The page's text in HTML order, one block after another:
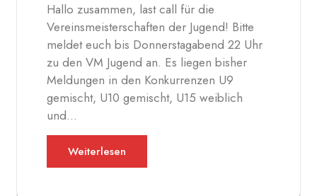
Hallo zusammen, last call für die
Vereinsmeisterschaften der Jugend! Bitte
meldet euch bis Donnerstagabend 22 Uhr
zu den VM Jugend an. Es liegen bisher
Meldungen in den Konkurrenzen U9
gemischt, U10 gemischt, U15 weiblich
und…
Weiterlesen